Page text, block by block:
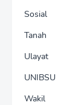
Sosial
Tanah
Ulayat
UNIBSU
Wakil